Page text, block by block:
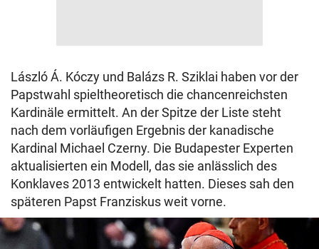
László Á. Kóczy und Balázs R. Sziklai haben vor der
Papstwahl spieltheoretisch die chancenreichsten
Kardinäle ermittelt. An der Spitze der Liste steht
nach dem vorläufigen Ergebnis der kanadische
Kardinal Michael Czerny. Die Budapester Experten
aktualisierten ein Modell, das sie anlässlich des
Konklaves 2013 entwickelt hatten. Dieses sah den
späteren Papst Franziskus weit vorne.